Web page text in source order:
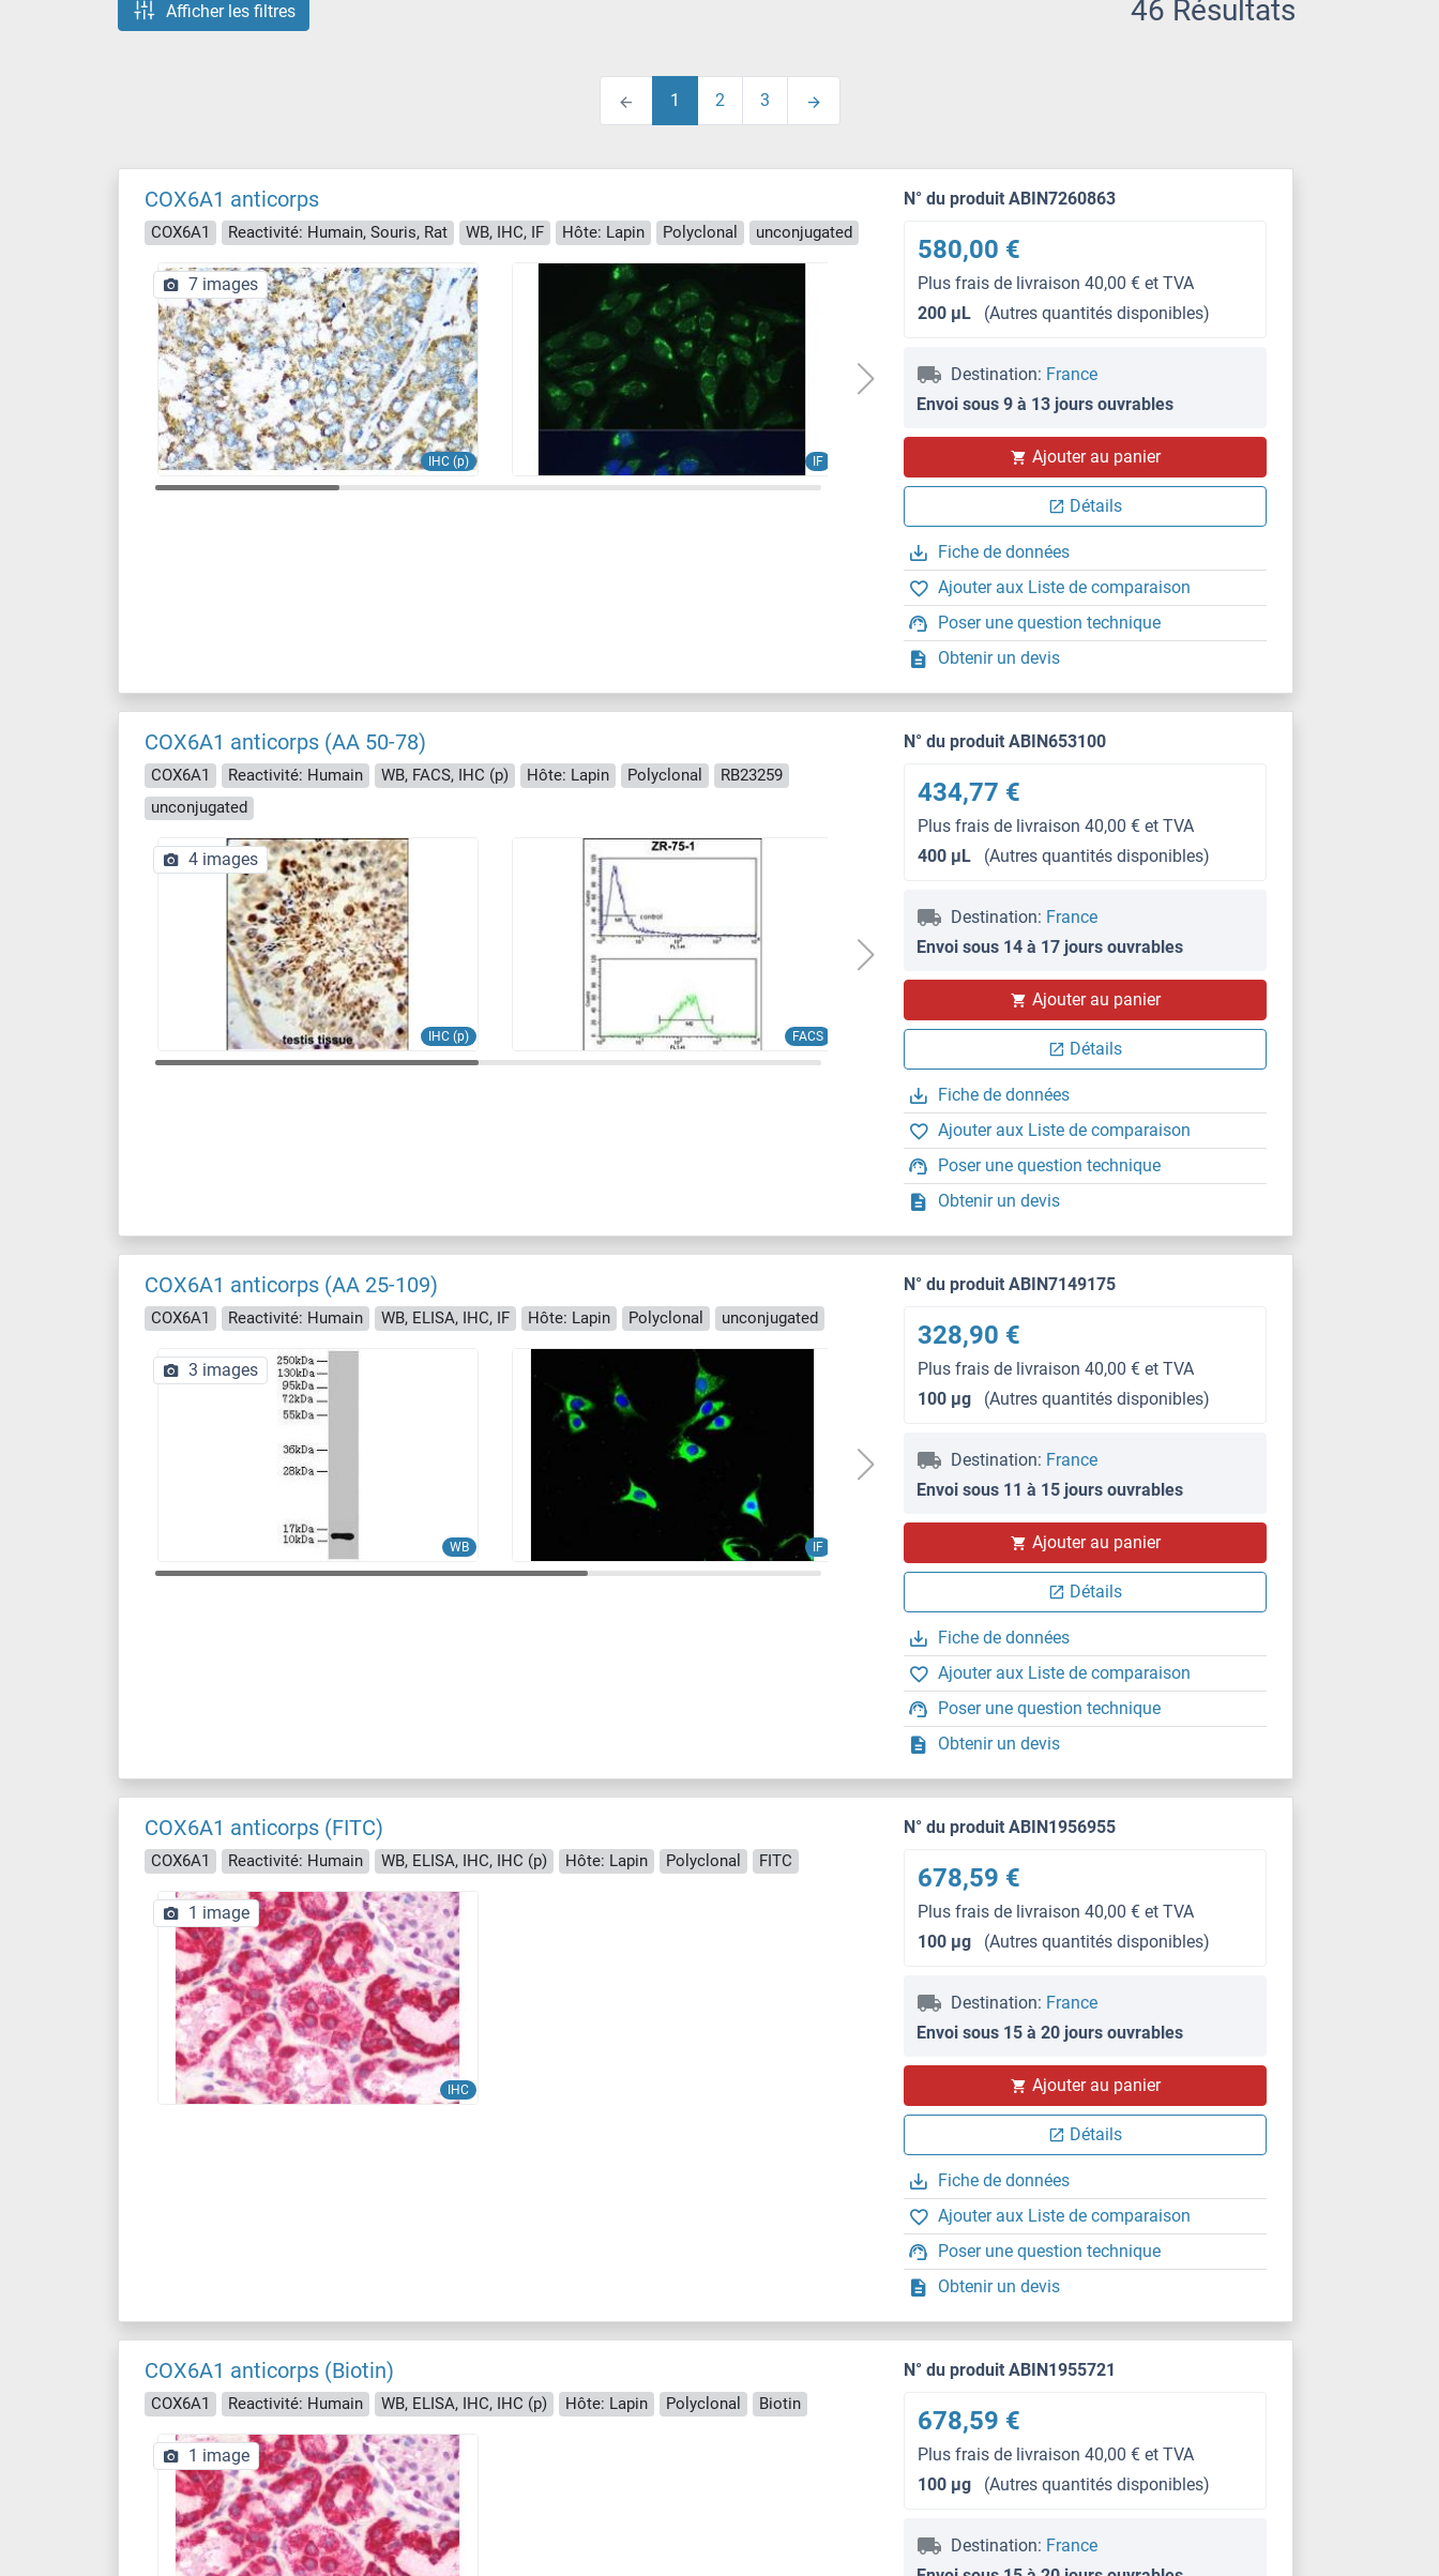
Afficher les filtres 46 Résultats
1 2 3
COX6A1 anticorps
COX6A1 Reactivité: Humain, Souris, Rat WB, IHC, IF Hôte: Lapin Polyclonal unconjugated
IHC (p) IF
WB
7 images
N° du produit ABIN7260863
580,00 €
Plus frais de livraison 40,00 € et TVA
200 μL
(Autres quantités disponibles)
Destination: France
Envoi sous 9 à 13 jours ouvrables
Ajouter au panier
Détails
Fiche de données
Ajouter aux Liste de comparaison
Poser une question technique
Obtenir un devis
COX6A1 anticorps (AA 50-78)
COX6A1 Reactivité: Humain WB, FACS, IHC (p) Hôte: Lapin Polyclonal
RB23259
unconjugated
IHC (p) FACS
WB
4 images
N° du produit ABIN653100
434,77 €
Plus frais de livraison 40,00 € et TVA
400 μL
(Autres quantités disponibles)
Destination: France
Envoi sous 14 à 17 jours ouvrables
Ajouter au panier
Détails
Fiche de données
Ajouter aux Liste de comparaison
Poser une question technique
Obtenir un devis
COX6A1 anticorps (AA 25-109)
COX6A1 Reactivité: Humain WB, ELISA, IHC, IF Hôte: Lapin Polyclonal unconjugated
WB IF
IHC
3 images
N° du produit ABIN7149175
328,90 €
Plus frais de livraison 40,00 € et TVA
100 μg
(Autres quantités disponibles)
Destination: France
Envoi sous 11 à 15 jours ouvrables
Ajouter au panier
Détails
Fiche de données
Ajouter aux Liste de comparaison
Poser une question technique
Obtenir un devis
COX6A1 anticorps (FITC)
COX6A1 Reactivité: Humain WB, ELISA, IHC, IHC (p) Hôte: Lapin Polyclonal FITC
IHC
1 image
N° du produit ABIN1956955
678,59 €
Plus frais de livraison 40,00 € et TVA
100 μg
(Autres quantités disponibles)
Destination: France
Envoi sous 15 à 20 jours ouvrables
Ajouter au panier
Détails
Fiche de données
Ajouter aux Liste de comparaison
Poser une question technique
Obtenir un devis
COX6A1 anticorps (Biotin)
COX6A1 Reactivité: Humain WB, ELISA, IHC, IHC (p) Hôte: Lapin Polyclonal Biotin
1 image
N° du produit ABIN1955721
678,59 €
Plus frais de livraison 40,00 € et TVA
100 μg
(Autres quantités disponibles)
Destination: France